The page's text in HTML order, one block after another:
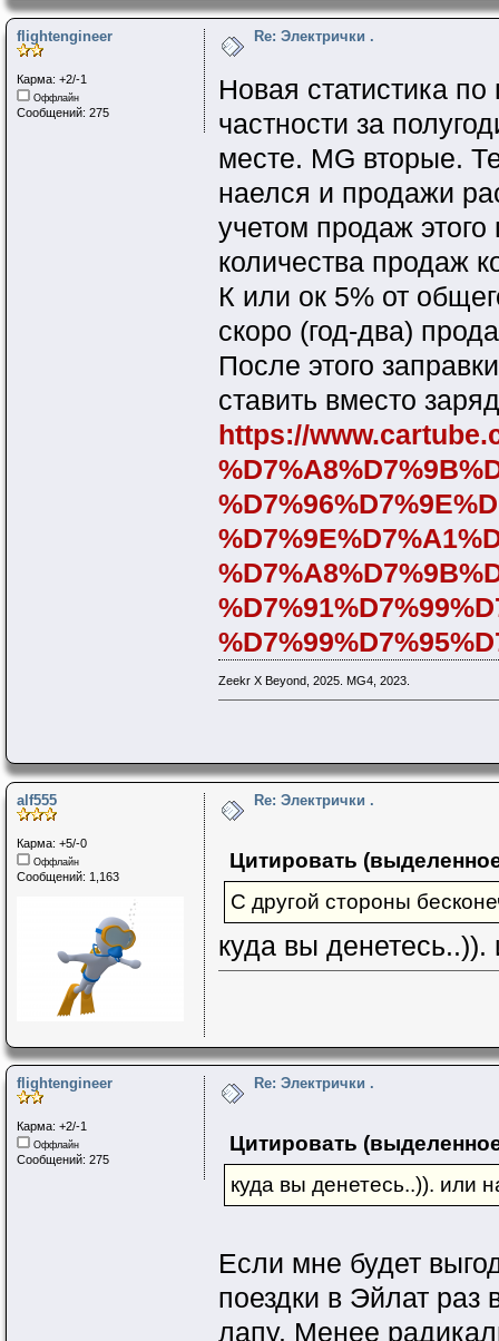
flightengineer
Карма: +2/-1
Оффлайн
Сообщений: 275
Re: Электрички .
Новая статистика
частности за
месте. MG вторые.
наелся и продажи
учетом продаж
количества продаж
К или ок 5% от
скоро (год-два)
После этого
ставить вместо
https://
Zeekr X Beyond, 2025. MG4, 2023.
alf555
Карма: +5/-0
Оффлайн
Сообщений: 1,163
Re: Электрички .
Цитировать
С другой стороны
куда вы денетесь..)).
flightengineer
Карма: +2/-1
Оффлайн
Сообщений: 275
Re: Электрички .
Цитировать
куда вы денетесь..)). или
Если мне будет
поездки в Эйлат раз
лапу. Менее